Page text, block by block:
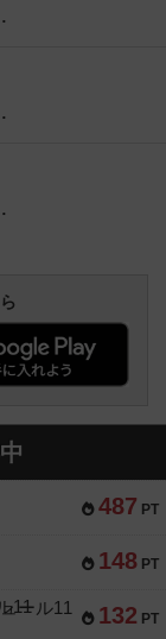
ゲーム会
ーム体験会
ム体験会
487 PT
148 PT
132 PT
ール11